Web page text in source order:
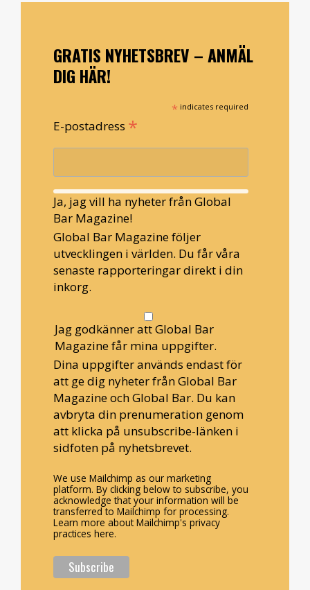
GRATIS NYHETSBREV – ANMÄL
DIG HÄR!
* indicates required
E-postadress *
Ja, jag vill ha nyheter från Global
Bar Magazine!
Global Bar Magazine följer
utvecklingen i världen. Du får våra
senaste rapporteringar direkt i din
inkorg.
Jag godkänner att Global Bar
Magazine får mina uppgifter.
Dina uppgifter används endast för
att ge dig nyheter från Global Bar
Magazine och Global Bar. Du kan
avbryta din prenumeration genom
att klicka på unsubscribe-länken i
sidfoten på nyhetsbrevet.
We use Mailchimp as our marketing
platform. By clicking below to subscribe, you
acknowledge that your information will be
transferred to Mailchimp for processing.
Learn more about Mailchimp's privacy
practices here.